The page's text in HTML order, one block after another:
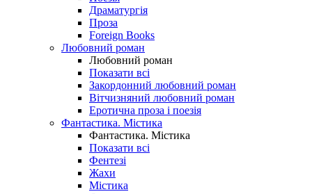
Драматургія
Проза
Foreign Books
Любовний роман
Любовний роман
Показати всі
Закордонний любовний роман
Вітчизняний любовний роман
Еротична проза і поезія
Фантастика. Містика
Фантастика. Містика
Показати всі
Фентезі
Жахи
Містика